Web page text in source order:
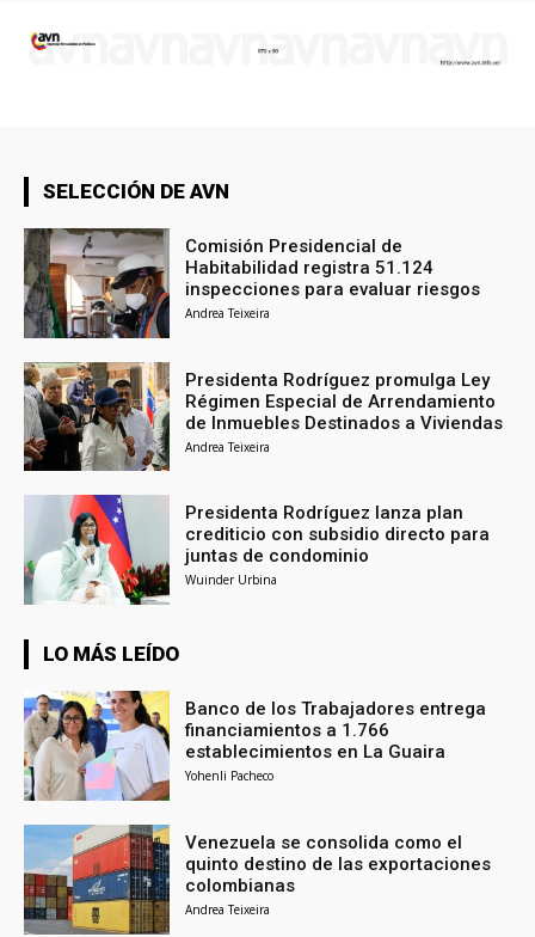
SELECCIÓN DE AVN
Comisión Presidencial de
Habitabilidad registra 51.124
inspecciones para evaluar riesgos
Andrea Teixeira
Presidenta Rodríguez promulga Ley
Régimen Especial de Arrendamiento
de Inmuebles Destinados a Viviendas
Andrea Teixeira
Presidenta Rodríguez lanza plan
crediticio con subsidio directo para
juntas de condominio
Wuinder Urbina
LO MÁS LEÍDO
Banco de los Trabajadores entrega
financiamientos a 1.766
establecimientos en La Guaira
Yohenli Pacheco
Venezuela se consolida como el
quinto destino de las exportaciones
colombianas
Andrea Teixeira